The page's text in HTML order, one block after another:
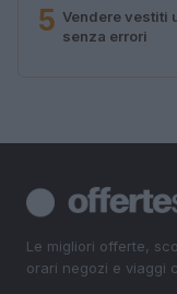
5 Vendere vestiti
senza errori
Le migliori offerte,
orari negozi e viaggi